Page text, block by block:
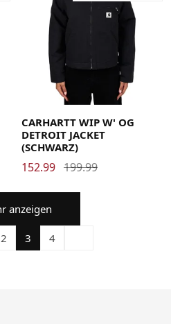
Small X-Small
CARHARTT WIP W' OG
DETROIT JACKET
(SCHWARZ)
152.99 199.99
anzeigen
2 3 4